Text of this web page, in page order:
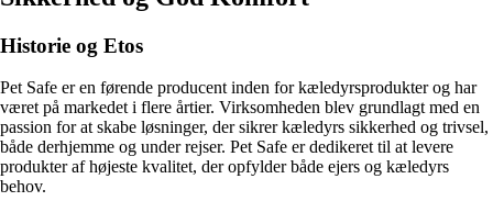
Historie og Etos
Pet Safe er en førende producent inden for kæledyrsprodukter og har
været på markedet i flere årtier. Virksomheden blev grundlagt med en
passion for at skabe løsninger, der sikrer kæledyrs sikkerhed og trivsel,
både derhjemme og under rejser. Pet Safe er dedikeret til at levere
produkter af højeste kvalitet, der opfylder både ejers og kæledyrs
behov.